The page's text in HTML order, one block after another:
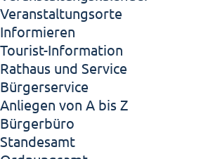
Veranstaltungsorte
Informieren
Tourist-Information
Rathaus und Service
Bürgerservice
Anliegen von A bis Z
Bürgerbüro
Standesamt